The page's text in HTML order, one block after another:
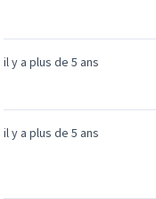
il y a plus de 5 ans
il y a plus de 5 ans